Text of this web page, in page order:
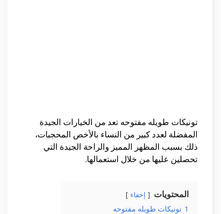
تونيكات طويله مفتوحه تعد من الخيارات الجيدة
المفضلة لعدد كبير من النساء بالأخص المحجبات،
ذلك بسبب المظهر المميز والراحة الجيدة التي
تحصلين عليها من خلال استعمالها.
المحتويات إخفاء
1 تونيكات طويله مفتوحه